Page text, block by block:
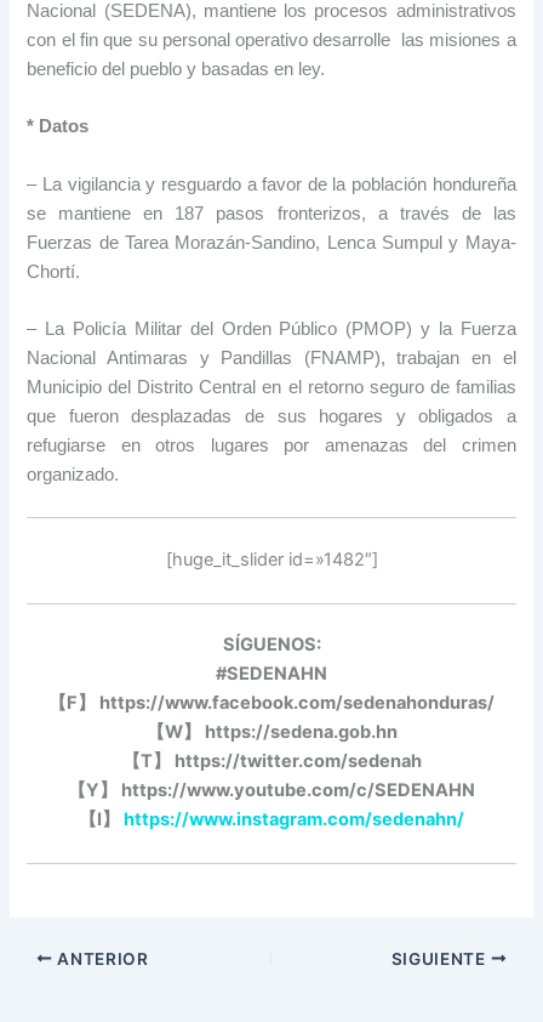
Nacional (SEDENA), mantiene los procesos administrativos
con el fin que su personal operativo desarrolle las misiones a
beneficio del pueblo y basadas en ley.
* Datos
– La vigilancia y resguardo a favor de la población hondureña
se mantiene en 187 pasos fronterizos, a través de las
Fuerzas de Tarea Morazán-Sandino, Lenca Sumpul y Maya-
Chortí.
– La Policía Militar del Orden Público (PMOP) y la Fuerza
Nacional Antimaras y Pandillas (FNAMP), trabajan en el
Municipio del Distrito Central en el retorno seguro de familias
que fueron desplazadas de sus hogares y obligados a
refugiarse en otros lugares por amenazas del crimen
organizado.
[huge_it_slider id=»1482″]
SÍGUENOS:
#SEDENAHN
【F 】
https://www.facebook.com/sedenahonduras/
【W】
https://sedena.gob.hn
【T】
https://twitter.com/sedenah
【Y 】
https://www.youtube.com/c/SEDENAHN
【I 】 https://www.instagram.com/sedenahn/
ANTERIOR SIGUIENTE